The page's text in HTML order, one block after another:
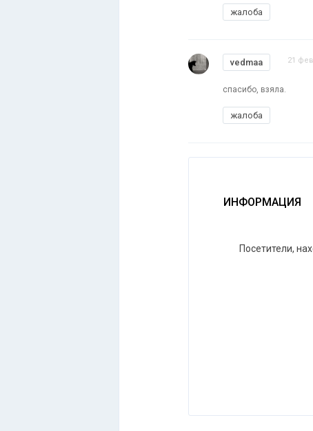
жалоба
vedmaa 21
спасибо, взяла.
жалоба
ИНФОРМАЦИЯ
Посетители,